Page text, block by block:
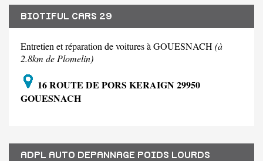
BIOTIFUL CARS 29
Entretien et réparation de voitures à GOUESNACH (à
2.8km de Plomelin)
16 ROUTE DE PORS KERAIGN 29950
GOUESNACH
ADPL AUTO DEPANNAGE POIDS LOURDS